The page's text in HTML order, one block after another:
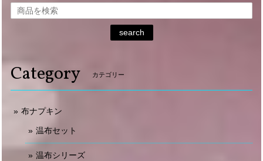
search
Category カテゴリー
布ナプキン
温布セット
温布シリーズ